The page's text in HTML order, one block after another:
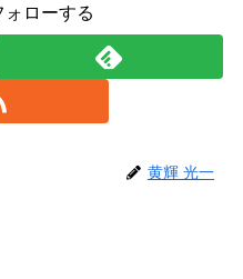
ローする
黄輝 光一